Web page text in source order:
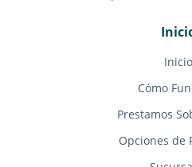
Inicio
Cómo
Prestamos
Opciones de